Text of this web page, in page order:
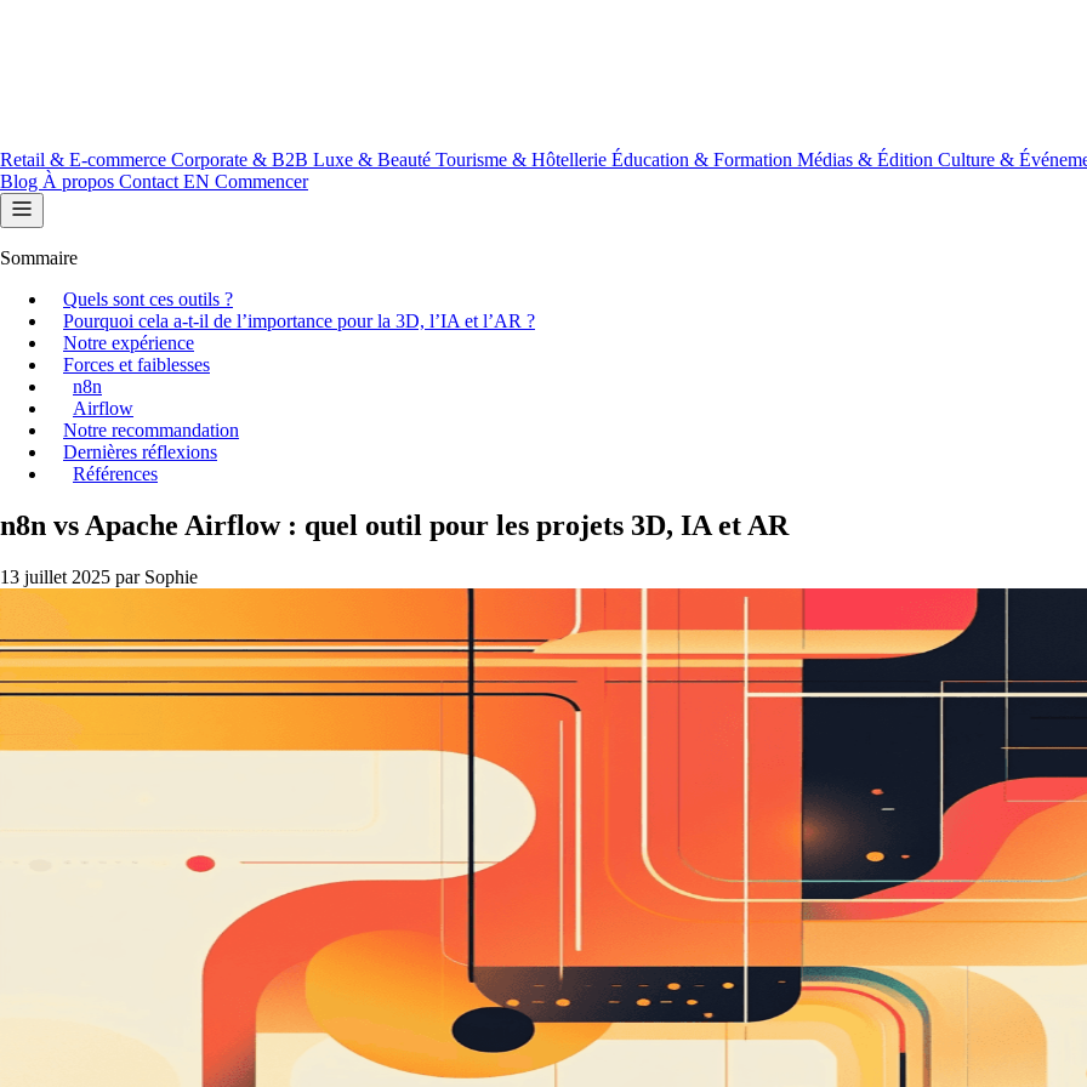
Retail & E-commerce Corporate & B2B Luxe & Beauté Tourisme & Hôtellerie Éducation & Formation Médias & Édition Culture &
Blog À propos Contact EN Commencer
Sommaire
Quels sont ces outils ?
Pourquoi cela a-t-il de l’importance pour la 3D, l’IA et l’AR ?
Notre expérience
Forces et faiblesses
n8n
Airflow
Notre recommandation
Dernières réflexions
Références
n8n vs Apache Airflow : quel outil pour les projets 3D, IA et AR
13 juillet 2025 par Sophie